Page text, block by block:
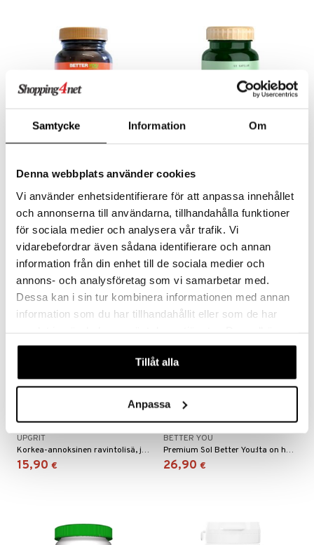
Samtycke Information Om
Denna webbplats använder cookies
Vi använder enhetsidentifierare för att anpassa innehållet
och annonserna till användarna, tillhandahålla funktioner
för sociala medier och analysera vår trafik. Vi
vidarebefordrar även sådana identifierare och annan
information från din enhet till de sociala medier och
annons- och analysföretag som vi samarbetar med.
Dessa kan i sin tur kombinera informationen med annan
information som du har tillhandahållit eller som de har
våra cookies vid fortsatt användande av vår webbplats.
Tillåt alla
Anpassa
100mg
BETTER YOU
Beetakaroteeni on karotenoidi, joka varastoituu ihon rasvakudokseen ja voi antaa luonnollisen, kevyen sävyn.
26,49 €
GREAT EARTH
Sisältää 100 mg beetakaroteenia per kapseli luonnollisesta lähteestä Blakeslea trispora.
Seuraa
UPGRIT
Korkea-annoksinen ravintolisä, joka sisältää luonnollista beetakaroteenia – kasvipohjainen A-vitamiinin esiaste.
15,90 €
Better You Premium Sol
50k
BETTER YOU
Premium Sol Better You:lta on huolellisesti koottu tuote, joka tukee ihoa ja antaa sille luonnollisen kultaisen sävyn.
26,90 €